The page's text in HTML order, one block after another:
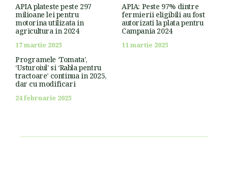
APIA plateste peste 297
milioane lei pentru
motorina utilizata in
agricultura in 2024
17 martie 2025
APIA: Peste 97% dintre
fermierii eligibili au fost
autorizati la plata pentru
Campania 2024
11 martie 2025
Programele ‘Tomata’,
‘Usturoiul’ si ‘Rabla pentru
tractoare’ continua in 2025,
dar cu modificari
24 februarie 2025